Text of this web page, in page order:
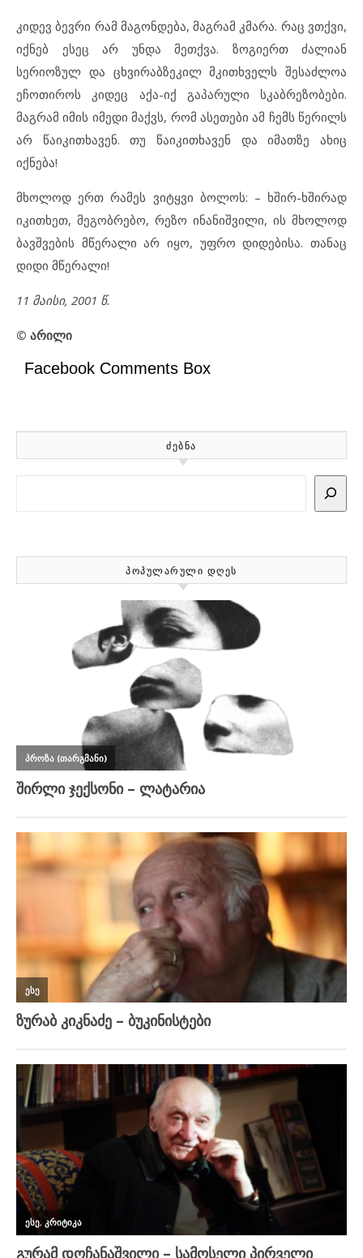
კიდევ ბევრი რამ მაგონდება, მაგრამ კმარა. რაც ვთქვი,
იქნებ ესეც არ უნდა მეთქვა. ზოგიერთ ძალიან
სერიოზულ და ცხვირაბზეკილ მკითხველს შესაძლოა
ეჩოთიროს კიდეც აქა-იქ გაპარული სკაბრეზობები.
მაგრამ იმის იმედი მაქვს, რომ ასეთები ამ ჩემს წერილს
არ წაიკითხავენ. თუ წაიკითხავენ და იმათზე ახიც
იქნება!
მხოლოდ ერთ რამეს ვიტყვი ბოლოს: – ხშირ-ხშირად
იკითხეთ, მეგობრებო, რეზო ინანიშვილი, ის მხოლოდ
ბავშვების მწერალი არ იყო, უფრო დიდებისა. თანაც
დიდი მწერალი!
11 მაისი, 2001 წ.
© არილი
Facebook Comments Box
ᲫᲔᲑᲜᲐ
ᲞᲝᲞᲣᲚᲐᲠᲣᲚᲘ ᲓᲦᲔᲡ